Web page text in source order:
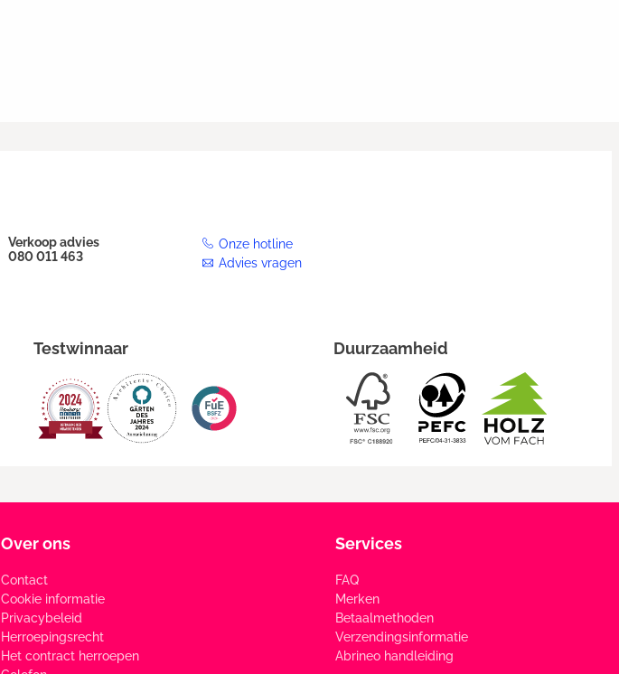
Verkoop advies
080 011 463
Onze hotline
Advies vragen
Testwinnaar Duurzaamheid
Over ons
Contact
Cookie informatie
Privacybeleid
Herroepingsrecht
Het contract herroepen
Services
FAQ
Merken
Betaalmethoden
Verzendingsinformatie
Abrineo handleiding